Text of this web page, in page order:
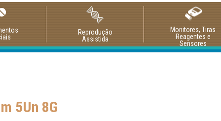
Reprodução
Assistida
Monitores, Tiras
Reagentes e
Sensores
5Un 8G